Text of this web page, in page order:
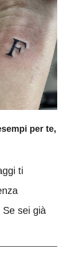
per te,
ti
Se sei già